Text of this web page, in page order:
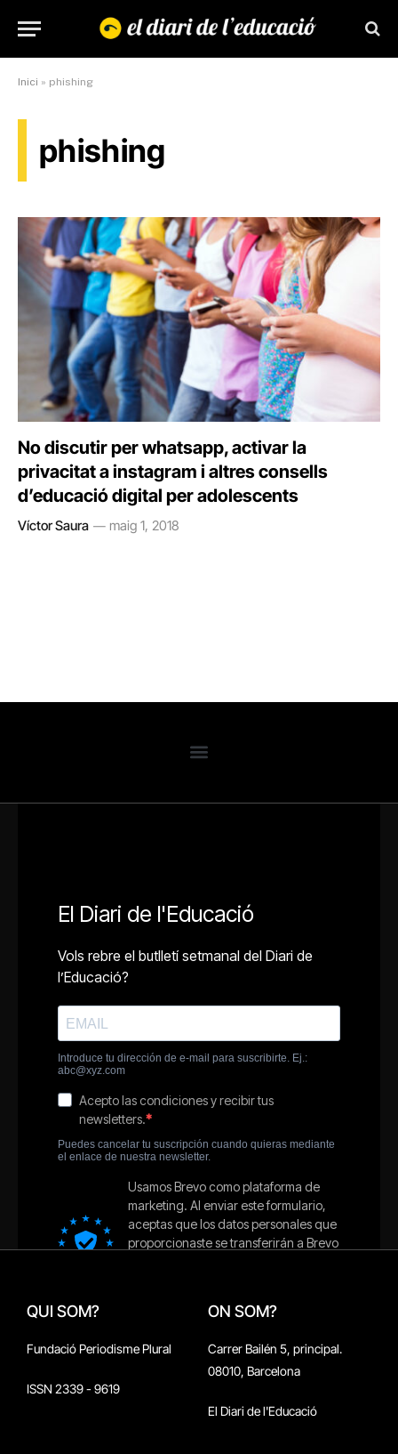
Inici » phishing
phishing
No discutir per whatsapp, activar la
privacitat a instagram i altres consells
d’educació digital per adolescents
Víctor Saura maig 1, 2018
QUI SOM?
Fundació Periodisme Plural
ISSN 2339 - 9619
ON SOM?
Carrer Bailén 5, principal.
08010, Barcelona
El Diari de l'Educació